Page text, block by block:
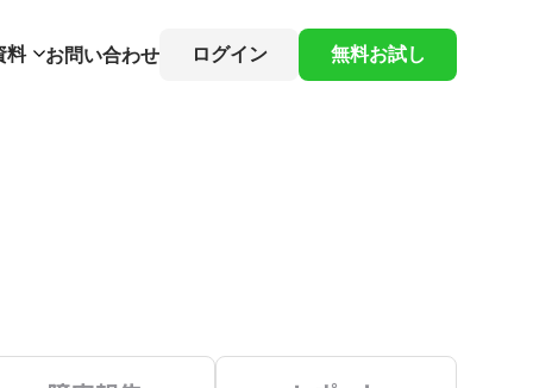
料 お問い合わせ ログイン 無料お試し